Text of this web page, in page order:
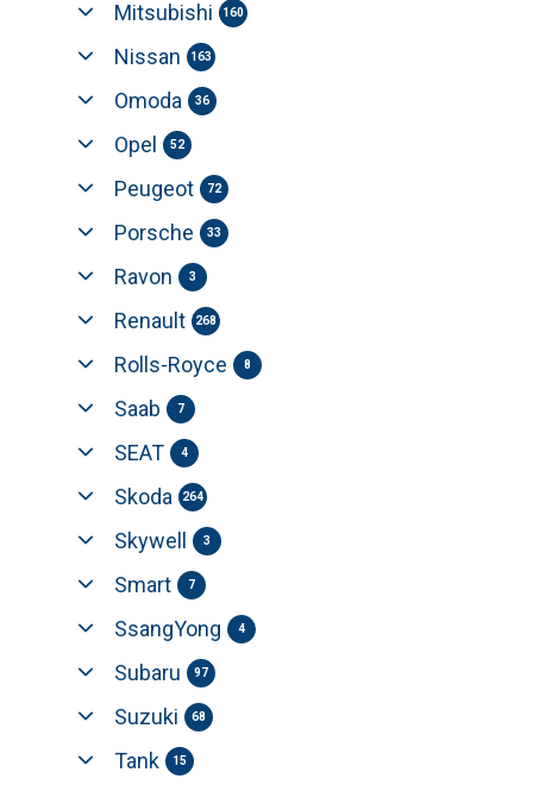
Mitsubishi 160
Nissan 163
Omoda 36
Opel 52
Peugeot 72
Porsche 33
Ravon 3
Renault 268
Rolls-Royce 8
Saab 7
SEAT 4
Skoda 264
Skywell 3
Smart 7
SsangYong 4
Subaru 97
Suzuki 68
Tank 15